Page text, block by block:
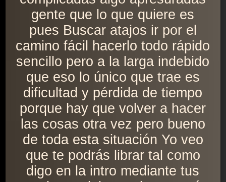
gente que lo que quiere es
pues Buscar atajos ir por el
camino fácil hacerlo todo rápido
sencillo pero a la larga indebido
que eso lo único que trae es
dificultad y pérdida de tiempo
porque hay que volver a hacer
las cosas otra vez pero bueno
de toda esta situación Yo veo
que te podrás librar tal como
digo en la intro mediante tus